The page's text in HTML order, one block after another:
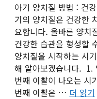
아기 양치질 방법 : 건
기의 양치질은 건강한
요합니다. 올바른 양치
건강한 습관을 형성할
양치질을 시작하는 시
해 알아보겠습니다. 1.
번째 이빨이 나오는 시
번째 이빨은 … 더 읽기